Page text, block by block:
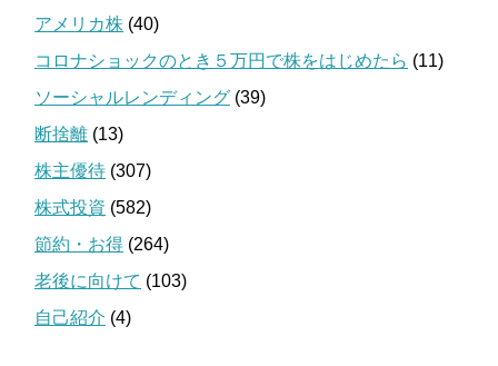
アメリカ株 (40)
コロナショックのとき５万円で株をはじめたら (11)
ソーシャルレンディング (39)
断捨離 (13)
株主優待 (307)
株式投資 (582)
節約・お得 (264)
老後に向けて (103)
自己紹介 (4)